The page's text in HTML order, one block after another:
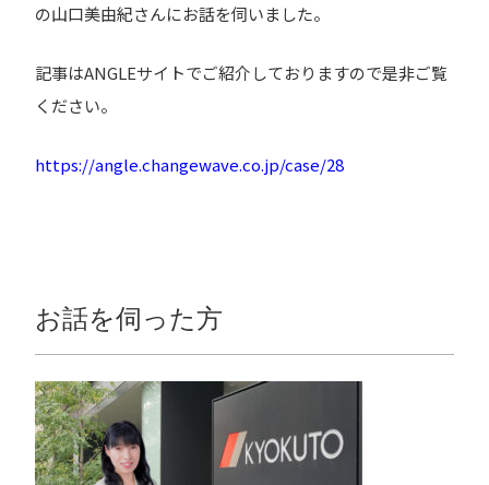
の山口美由紀さんにお話を伺いました。
記事はANGLEサイトでご紹介しておりますので是非ご覧
ください。
https://angle.changewave.co.jp/case/28
お話を伺った方